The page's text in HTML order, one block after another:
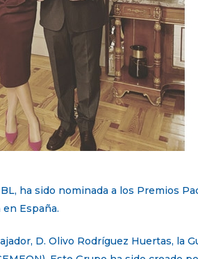
ha sido nominada a los Premios
España.
D. Olivo Rodríguez Huertas, la